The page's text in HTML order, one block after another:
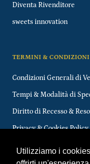
Utilizziamo i
Diventa Rivenditore
sweets innovation
TERMINI & CONDIZIONI
Condizioni Generali di
Tempi & Modalità di
Diritto di Recesso & Reso
Privacy & Cookies Policy